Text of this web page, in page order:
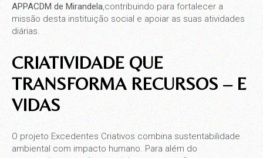
APPACDM de Mirandela,contribuindo para fortalecer a
missão desta instituição social e apoiar as suas atividades
diárias.
CRIATIVIDADE QUE
TRANSFORMA RECURSOS – E
VIDAS
O projeto Excedentes Criativos combina sustentabilidade
ambiental com impacto humano. Para além do